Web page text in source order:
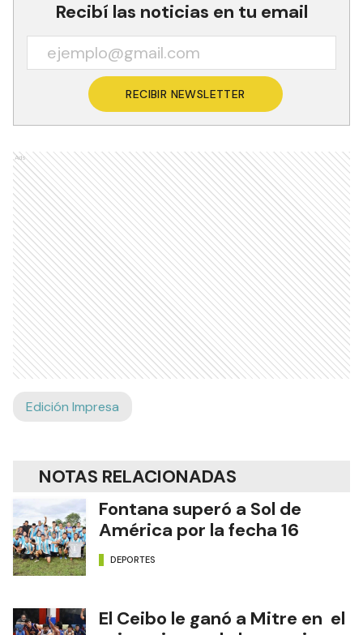
Recibí las noticias en tu email
RECIBIR NEWSLETTER
Ads
Edición Impresa
NOTAS RELACIONADAS
Fontana superó a Sol de
América por la fecha 16
DEPORTES
El Ceibo le ganó a Mitre en el